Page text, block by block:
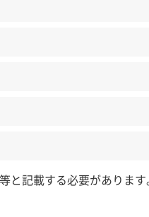
等と記載する必要があります